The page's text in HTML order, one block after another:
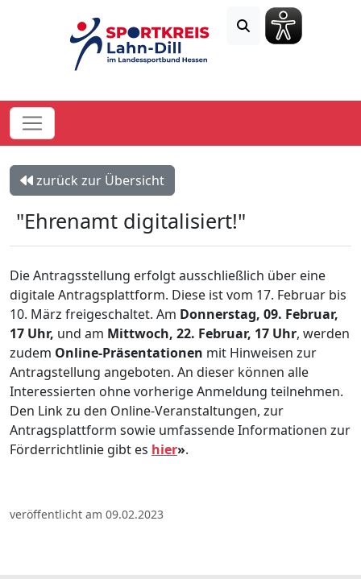
zurück zur Übersicht
"Ehrenamt digitalisiert!"
Die Antragsstellung erfolgt ausschließlich über eine
digitale Antragsplattform. Diese ist vom 17. Februar bis
10. März freigeschaltet. Am Donnerstag, 09. Februar,
17 Uhr, und am Mittwoch, 22. Februar, 17 Uhr, werden
zudem Online-Präsentationen mit Hinweisen zur
Antragstellung angeboten. An dieser können alle
Interessierten ohne vorherige Anmeldung teilnehmen.
Den Link zu den Online-Veranstaltungen, zur
Antragsplattform sowie umfassende Informationen zur
Förderrichtlinie gibt es hier».
veröffentlicht am 09.02.2023